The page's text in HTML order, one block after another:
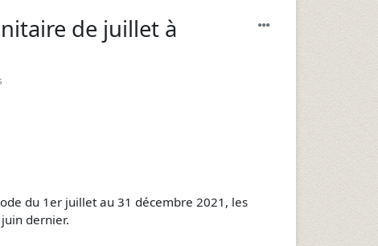
de juillet à
du 1er juillet au 31 décembre 2021, les
dernier.